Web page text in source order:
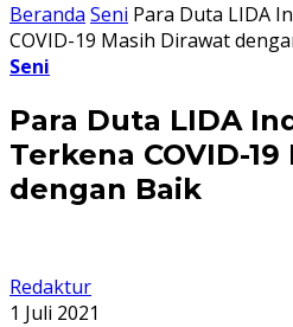
Beranda Seni Para Duta LIDA
COVID-19 Masih Dirawat
Seni
Para Duta LIDA
Terkena COVID-
dengan Baik
Redaktur
1 Juli 2021